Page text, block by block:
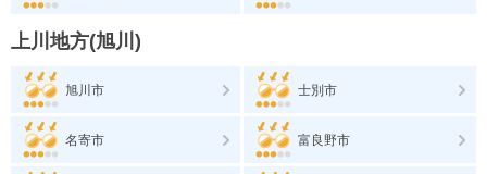
上川地方(旭川)
旭川市 士別市
名寄市 富良野市